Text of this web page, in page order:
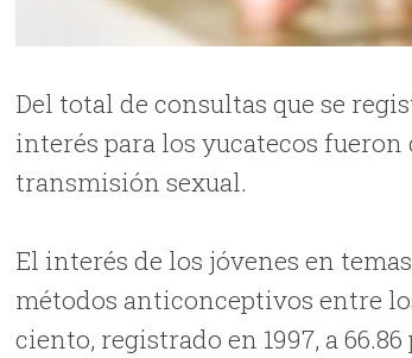
Del total de consultas que se
interés para los yucatecos
transmisión sexual.
El interés de los jóvenes en
métodos anticonceptivos entre
ciento, registrado en 1997, a